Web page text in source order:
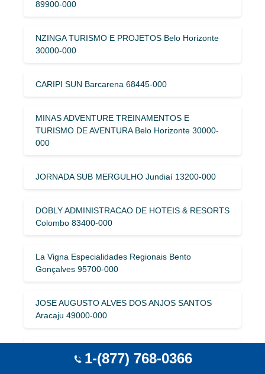
89900-000
NZINGA TURISMO E PROJETOS Belo Horizonte
30000-000
CARIPI SUN Barcarena 68445-000
MINAS ADVENTURE TREINAMENTOS E
TURISMO DE AVENTURA Belo Horizonte 30000-
000
JORNADA SUB MERGULHO Jundiaí 13200-000
DOBLY ADMINISTRACAO DE HOTEIS & RESORTS
Colombo 83400-000
La Vigna Especialidades Regionais Bento
Gonçalves 95700-000
JOSE AUGUSTO ALVES DOS ANJOS SANTOS
Aracaju 49000-000
1-(877) 768-0366